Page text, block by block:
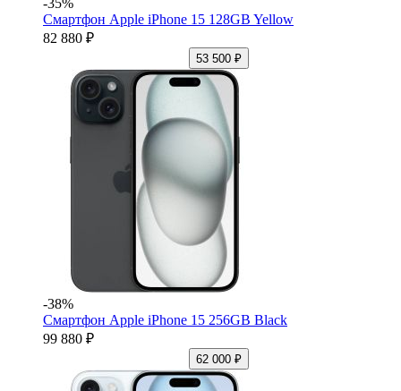
-35%
Смартфон Apple iPhone 15 128GB Yellow
82 880 ₽
53 500 ₽
-38%
Смартфон Apple iPhone 15 256GB Black
99 880 ₽
62 000 ₽